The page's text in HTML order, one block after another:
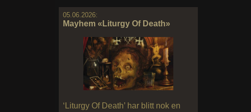
05.06.2026:
Mayhem «Liturgy Of Death»
‘Liturgy Of Death’ har blitt nok en